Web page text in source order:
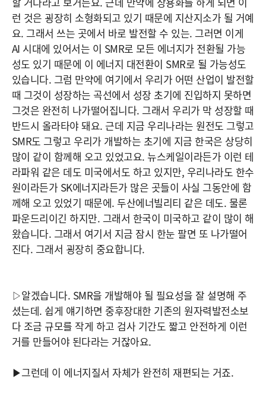
런 것은 굉장히 소형화되고 있기 때문에 지산지소가 될 거예
요. 그래서 쓰는 곳에서 바로 발전할 수 있는. 그러면 이게
AI 시대에 있어서는 이 SMR로 모든 에너지가 전환될 가능
성도 있기 때문에 이 에너지 대전환이 SMR로 될 가능성도
있습니다. 그럼 만약에 여기에서 우리가 어떤 산업이 발전할
때 그것이 성장하는 곡선에서 성장 초기에 진입하지 못하면
그것은 완전히 나가떨어집니다. 그래서 우리가 막 성장할 때
반드시 올라타야 돼요. 근데 지금 우리나라는 원전도 그렇고
SMR도 그렇고 우리가 개발하는 초기에 지금 한국은 상당히
많이 같이 함께해 오고 있었고요. 뉴스케일이라든가 이런 테
라파워 같은 데도 미국에서도 하고 있지만, 우리나라도 한수
원이라든가 SK에너지라든가 많은 곳들이 사실 그동안에 함
께해 오고 있었기 때문에. 두산에너빌리티 같은 데도. 물론
파운드리이긴 하지만. 그래서 한국이 미국하고 같이 많이 해
왔습니다. 그래서 여기서 지금 잠시 한눈 팔면 또 나가떨어
진다. 그래서 굉장히 중요합니다.
▷알겠습니다. SMR을 개발해야 될 필요성을 잘 설명해 주
셨는데. 쉽게 얘기하면 중후장대한 기존의 원자력발전소보
다 조금 규모를 작게 하고 검사 기간도 짧고 안전하게 이런
거를 만들어야 된다라는 거잖아요.
▶그런데 이 에너지질서 자체가 완전히 재편되는 거죠.